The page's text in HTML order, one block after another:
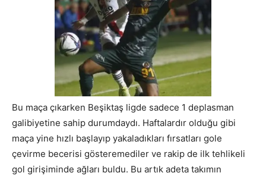
Bu maça çıkarken Beşiktaş ligde sadece 1 deplasman
galibiyetine sahip durumdaydı. Haftalardır olduğu gibi
maça yine hızlı başlayıp yakaladıkları fırsatları gole
çevirme becerisi gösteremediler ve rakip de ilk tehlikeli
gol girişiminde ağları buldu. Bu artık adeta takımın